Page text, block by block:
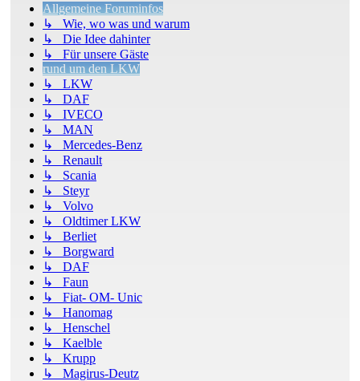
Allgemeine Foruminfos
↳ Wie, wo was und warum
↳ Die Idee dahinter
↳ Für unsere Gäste
rund um den LKW
↳ LKW
↳ DAF
↳ IVECO
↳ MAN
↳ Mercedes-Benz
↳ Renault
↳ Scania
↳ Steyr
↳ Volvo
↳ Oldtimer LKW
↳ Berliet
↳ Borgward
↳ DAF
↳ Faun
↳ Fiat- OM- Unic
↳ Hanomag
↳ Henschel
↳ Kaelble
↳ Krupp
↳ Magirus-Deutz